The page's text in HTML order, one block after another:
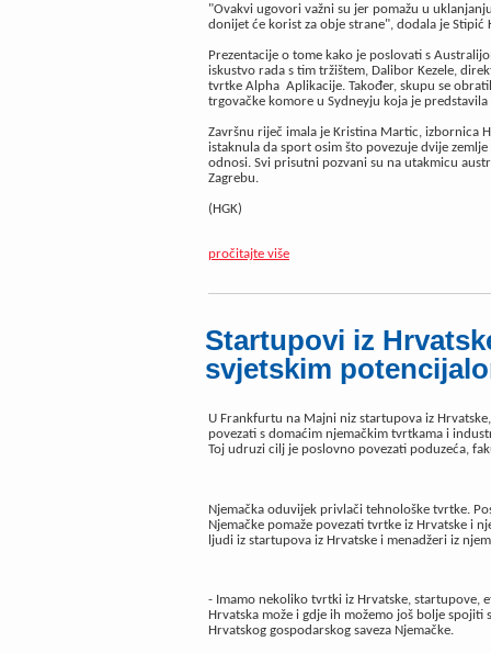
"Ovakvi ugovori važni su jer pomažu u
donijet će korist za obje strane", dodala je Stipić
Prezentacije o tome kako je poslovati s
iskustvo rada s tim tržištem, Dalibor Kezele,
tvrtke Alpha Aplikacije. Također, skupu se
trgovačke komore u Sydneyju koja je
Završnu riječ imala je Kristina Martic, izbornica
istaknula da sport osim što povezuje dvije
odnosi. Svi prisutni pozvani su na utakmicu
Zagrebu.
(HGK)
pročitajte više
Startupovi iz
svjetskim
U Frankfurtu na Majni niz startupova iz
povezati s domaćim njemačkim tvrtkama i
Toj udruzi cilj je poslovno povezati poduzeća,
Njemačka oduvijek privlači tehnološke tvrtke.
Njemačke pomaže povezati tvrtke iz Hrvatske i
ljudi iz startupova iz Hrvatske i menadžeri iz
- Imamo nekoliko tvrtki iz Hrvatske, startupove,
Hrvatska može i gdje ih možemo još bolje
Hrvatskog gospodarskog saveza Njemačke.